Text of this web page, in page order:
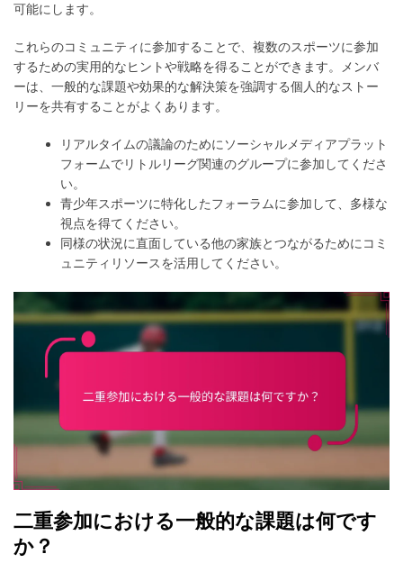
可能にします。
これらのコミュニティに参加することで、複数のスポーツに参加
するための実用的なヒントや戦略を得ることができます。メンバ
ーは、一般的な課題や効果的な解決策を強調する個人的なストー
リーを共有することがよくあります。
リアルタイムの議論のためにソーシャルメディアプラット
フォームでリトルリーグ関連のグループに参加してくださ
い。
青少年スポーツに特化したフォーラムに参加して、多様な
視点を得てください。
同様の状況に直面している他の家族とつながるためにコミ
ュニティリソースを活用してください。
二重参加における一般的な課題は何です
か？